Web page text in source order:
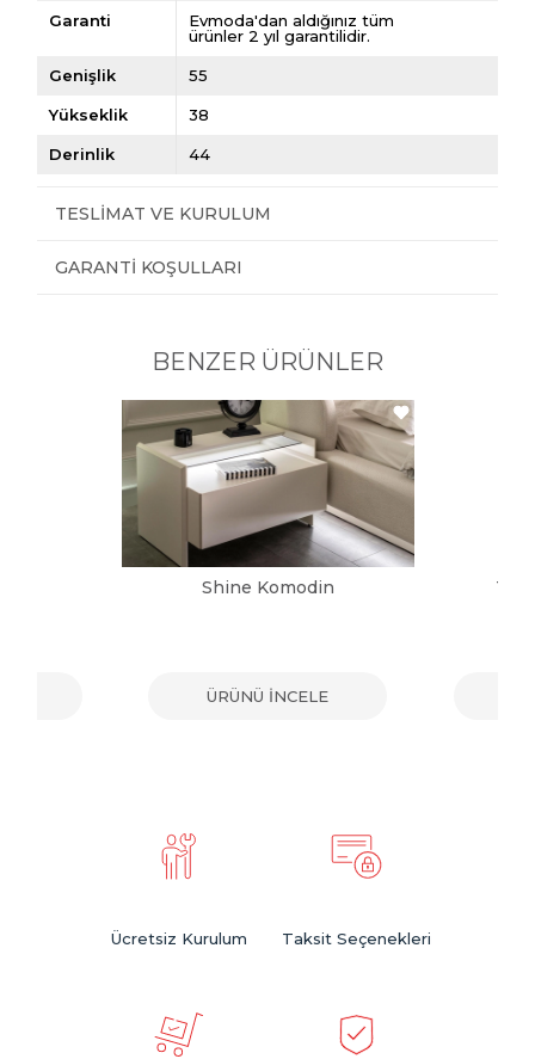
Garanti
Evmoda'dan aldığınız tüm
ürünler 2 yıl garantilidir.
Genişlik 55
Yükseklik 38
Derinlik 44
TESLIMAT VE KURULUM
GARANTI KOŞULLARI
BENZER ÜRÜNLER
Shine Komodin
ÜRÜNÜ İNCELE
Ücretsiz Kurulum Taksit Seçenekleri